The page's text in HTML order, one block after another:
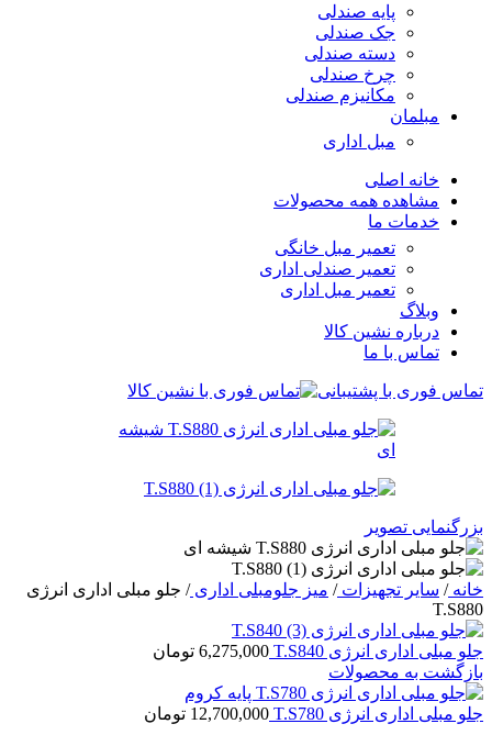
پایه صندلی
جک صندلی
دسته صندلی
چرخ صندلی
مکانیزم صندلی
مبلمان
مبل اداری
خانه اصلی
مشاهده همه محصولات
خدمات ما
تعمیر مبل خانگی
تعمیر صندلی اداری
تعمیر مبل اداری
وبلاگ
درباره نشین کالا
تماس با ما
تماس فوری با پشتیبانی
بزرگنمایی تصویر
خانه/ سایر تجهیزات/ میز جلومبلی اداری/ جلو مبلی اداری انرژی
T.S880
جلو مبلی اداری انرژی T.S840 6,275,000 تومان
بازگشت به محصولات
جلو مبلی اداری انرژی T.S780 12,700,000 تومان